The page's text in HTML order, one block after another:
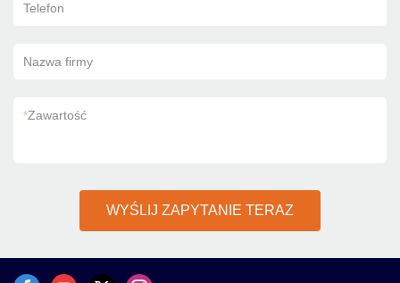
Telefon
Nazwa firmy
*Zawartość
WYŚLIJ ZAPYTANIE TERAZ